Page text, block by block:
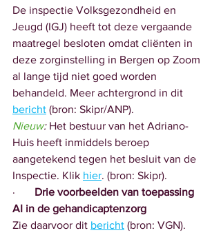
De inspectie Volksgezondheid en
Jeugd (IGJ) heeft tot deze vergaande
maatregel besloten omdat cliënten in
deze zorginstelling in Bergen op Zoom
al lange tijd niet goed worden
behandeld. Meer achtergrond in dit
bericht (bron: Skipr/ANP).
Nieuw: Het bestuur van het Adriano-
Huis heeft inmiddels beroep
aangetekend tegen het besluit van de
Inspectie. Klik hier. (bron: Skipr).
· Drie voorbeelden van toepassing
AI in de gehandicaptenzorg
Zie daarvoor dit bericht (bron: VGN).